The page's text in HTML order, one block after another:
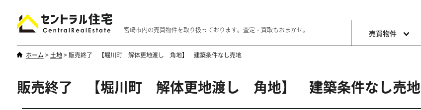
宮崎市内の売買物件を取り扱っております。査定・買取もおまかせ。 売買物件
ホーム > 土地> 販売終了 【堀川町 解体更地渡し 角地】 建築条件なし売地
販売終了 【堀川町 解体更地渡し 角地】 建築条件なし売地